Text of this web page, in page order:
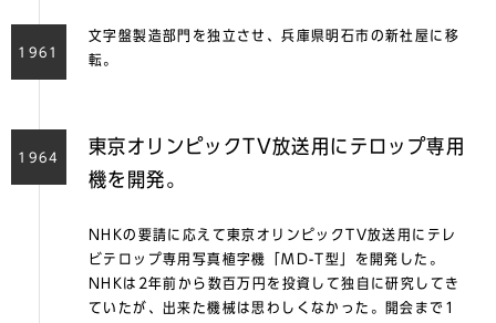
1961
文字盤製造部門を独立させ、兵庫県明石市の新社屋に移
転。
1964
東京オリンピックTV放送用にテロップ専用
機を開発。
NHKの要請に応えて東京オリンピックTV放送用にテレ
ビテロップ専用写真植字機「MD-T型」を開発した。
NHKは2年前から数百万円を投資して独自に研究してき
ていたが、出来た機械は思わしくなかった。開会まで1